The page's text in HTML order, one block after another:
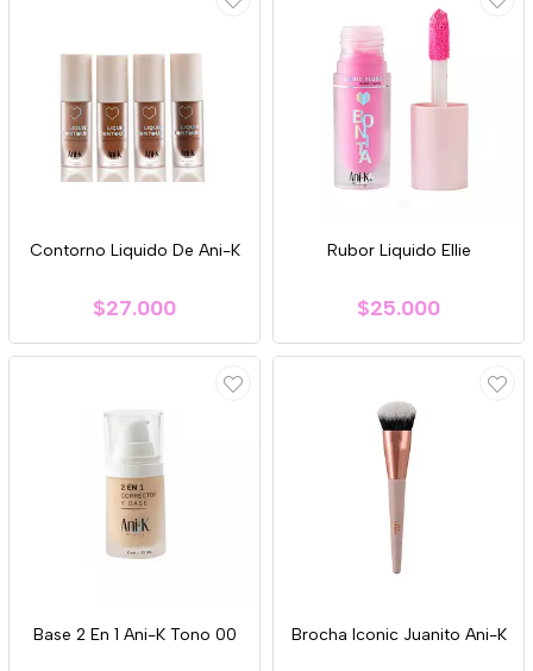
Contorno Liquido De Ani-K
$27.000
Rubor Liquido Ellie
$25.000
Base 2 En 1 Ani-K Tono 00 Brocha Iconic Juanito Ani-K